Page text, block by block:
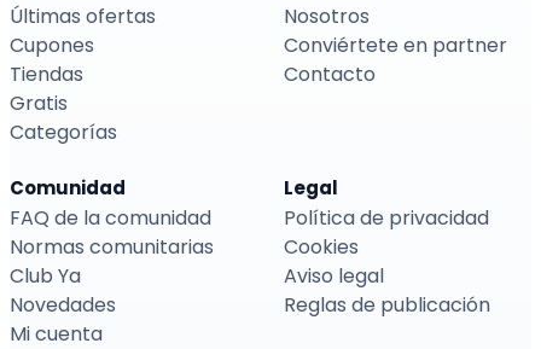
Últimas ofertas
Cupones
Tiendas
Gratis
Categorías
Nosotros
Conviértete en partner
Contacto
Comunidad
FAQ de la comunidad
Normas comunitarias
Club Ya
Novedades
Mi cuenta
Legal
Política de privacidad
Cookies
Aviso legal
Reglas de publicación